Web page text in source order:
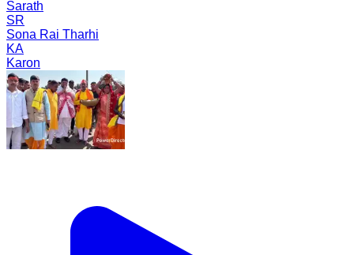
Sarath
SR
Sona Rai Tharhi
KA
Karon